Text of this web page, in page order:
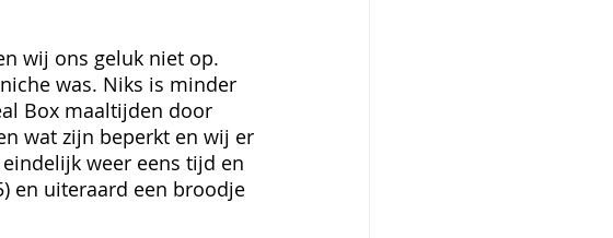
wij ons geluk niet op.
was. Niks is minder
Box maaltijden door
wat zijn beperkt en wij er
weer eens tijd en
en uiteraard een broodje